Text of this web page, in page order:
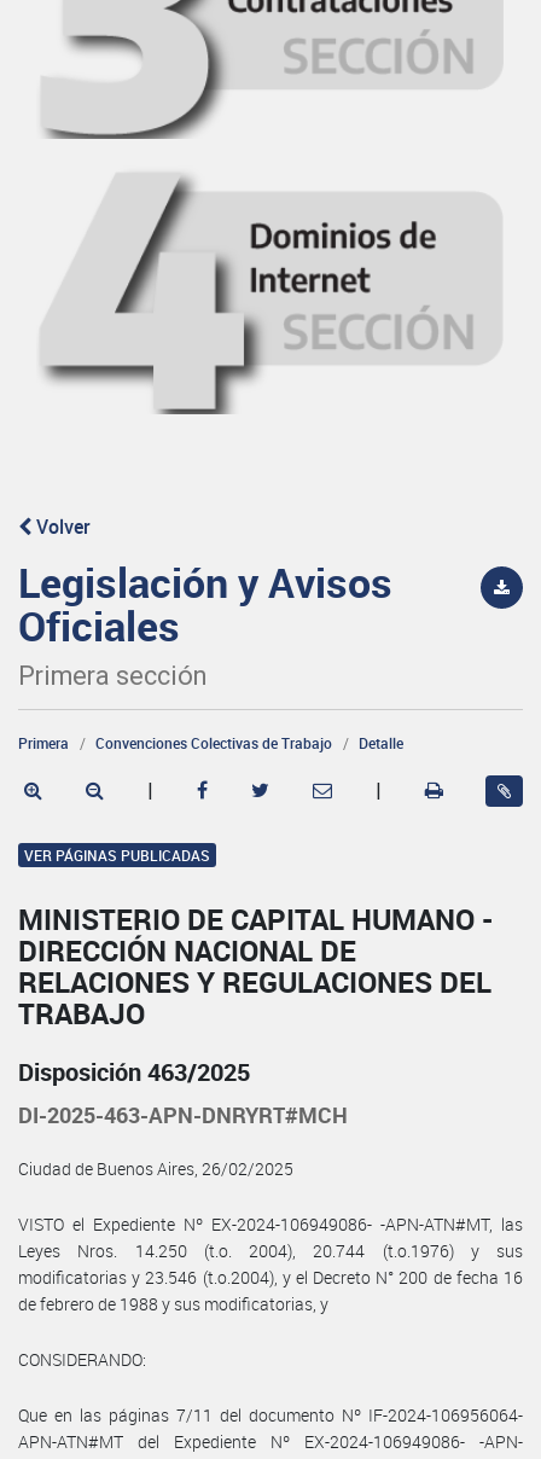
Volver
Legislación y Avisos
Oficiales
Primera sección
Primera Convenciones Colectivas de Trabajo Detalle
| |
VER PÁGINAS PUBLICADAS
MINISTERIO DE CAPITAL HUMANO -
DIRECCIÓN NACIONAL DE
RELACIONES Y REGULACIONES DEL
TRABAJO
Disposición 463/2025
DI-2025-463-APN-DNRYRT#MCH
Ciudad de Buenos Aires, 26/02/2025
VISTO el Expediente Nº EX-2024-106949086- -APN-ATN#MT, las
Leyes Nros. 14.250 (t.o. 2004), 20.744 (t.o.1976) y sus
modificatorias y 23.546 (t.o.2004), y el Decreto N° 200 de fecha 16
de febrero de 1988 y sus modificatorias, y
CONSIDERANDO:
Que en las páginas 7/11 del documento Nº IF-2024-106956064-
APN-ATN#MT del Expediente Nº EX-2024-106949086- -APN-